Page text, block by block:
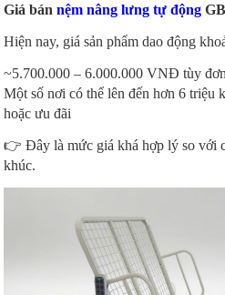
Giá bánnệm nâng lưng tự động
Hiện nay, giá sản phẩm dao động
~5.700.000 – 6.000.000 VNĐ tùy
Một số nơi có thể lên đến hơn 6 triệu
hoặc ưu đãi
👉 Đây là mức giá khá hợp lý so với
khúc.